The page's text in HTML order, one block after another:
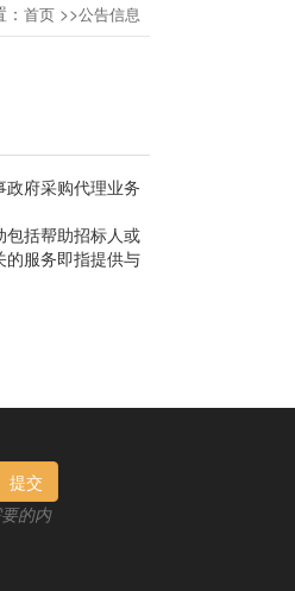
首页 >>公告信息
府采购代理业务
括帮助招标人或
的服务即指提供与
提交
的内